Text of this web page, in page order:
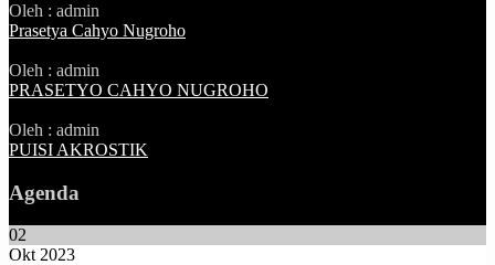
Oleh : admin
Prasetya Cahyo Nugroho
Oleh : admin
PRASETYO CAHYO NUGROHO
Oleh : admin
PUISI AKROSTIK
Agenda
02
Okt 2023